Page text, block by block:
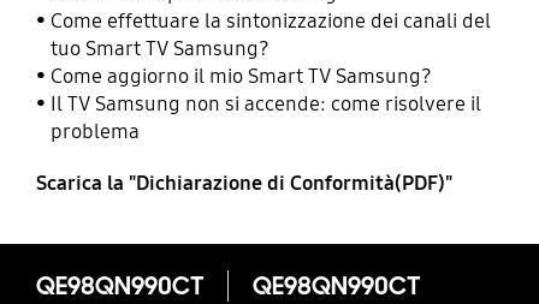
Come effettuare la sintonizzazione dei canali del
tuo Smart TV Samsung?
Come aggiorno il mio Smart TV Samsung?
Il TV Samsung non si accende: come risolvere il
problema
Scarica la "Dichiarazione di Conformità(PDF)"
QE98QN990CT QE98QN990CT